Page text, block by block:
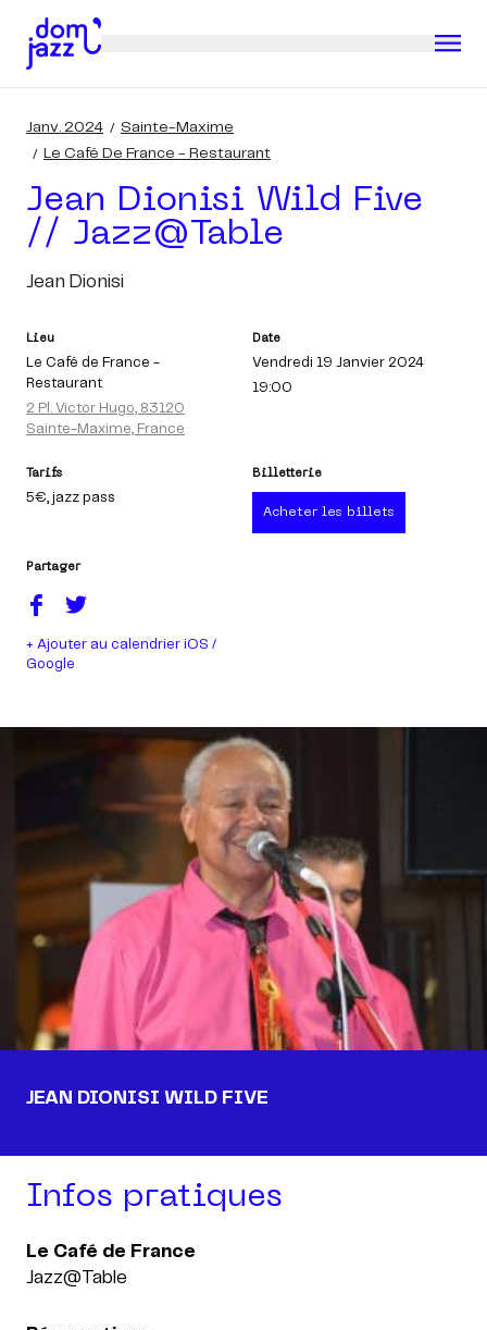
Janv. 2024
Sainte-Maxime
Le Café De France - Restaurant
Jean Dionisi Wild Five
// Jazz@table
Jean Dionisi
Lieu
Le Café de France -
Restaurant
2 Pl. Victor Hugo, 83120
Sainte-Maxime, France
Date
Vendredi 19 Janvier 2024
19:00
Tarifs
5€, jazz pass
Billetterie
Acheter les billets
Partager
+ Ajouter au calendrier iOS /
Google
JEAN DIONISI WILD FIVE
Infos pratiques
Jazz@Table